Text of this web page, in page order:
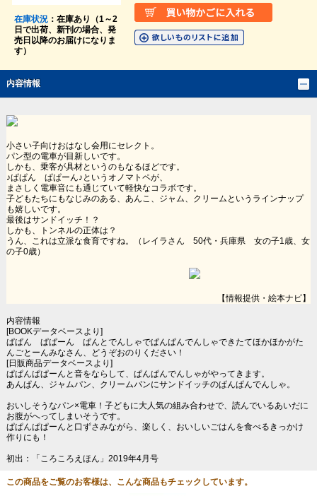
在庫状況：在庫あり（1～2
日で出荷、新刊の場合、発
売日以降のお届けになりま
す）
内容情報
小さい子向けおはなし会用にセレクト。
パン型の電車が目新しいです。
しかも、乗客が具材というのもなるほどです。
♪ぱぱん ぱぱーん♪というオノマトペが、
まさしく電車音にも通じていて軽快なコラボです。
子どもたちにもなじみのある、あんこ、ジャム、クリームというラインナップ
も嬉しいです。
最後はサンドイッチ！？
しかも、トンネルの正体は？
うん、これは立派な食育ですね。（レイラさん 50代・兵庫県 女の子1歳、女
の子0歳）
【情報提供・絵本ナビ】
内容情報
[BOOKデータベースより]
ぱぱん ぱぱーん ぱんとでんしゃでぱんぱんでんしゃできたてほかほかがた
んごとーんみなさん、どうぞおのりください！
[日販商品データベースより]
ぱぱんぱぱーんと音をならして、ぱんぱんでんしゃがやってきます。
あんぱん、ジャムパン、クリームパンにサンドイッチのぱんぱんでんしゃ。
おいしそうなパン×電車！子どもに大人気の組み合わせで、読んでいるあいだに
お腹がへってしまいそうです。
ぱぱんぱぱーんと口ずさみながら、楽しく、おいしいごはんを食べるきっかけ
作りにも！
初出：「ころころえほん」2019年4月号
この商品をご覧のお客様は、こんな商品もチェックしています。